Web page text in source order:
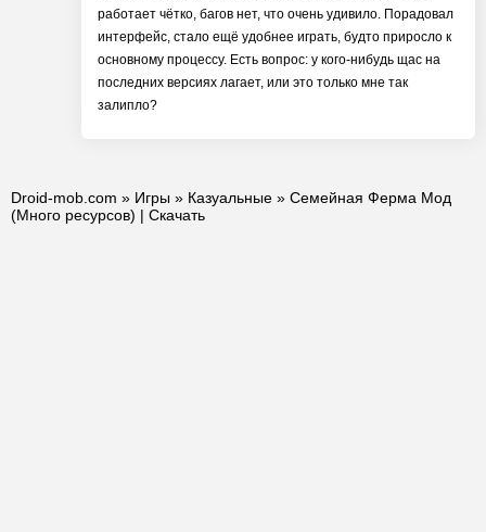
работает чётко, багов нет, что очень удивило. Порадовал
интерфейс, стало ещё удобнее играть, будто приросло к
основному процессу. Есть вопрос: у кого-нибудь щас на
последних версиях лагает, или это только мне так
залипло?
Droid-mob.com » Игры » Казуальные » Семейная Ферма Мод
(Много ресурсов) | Скачать